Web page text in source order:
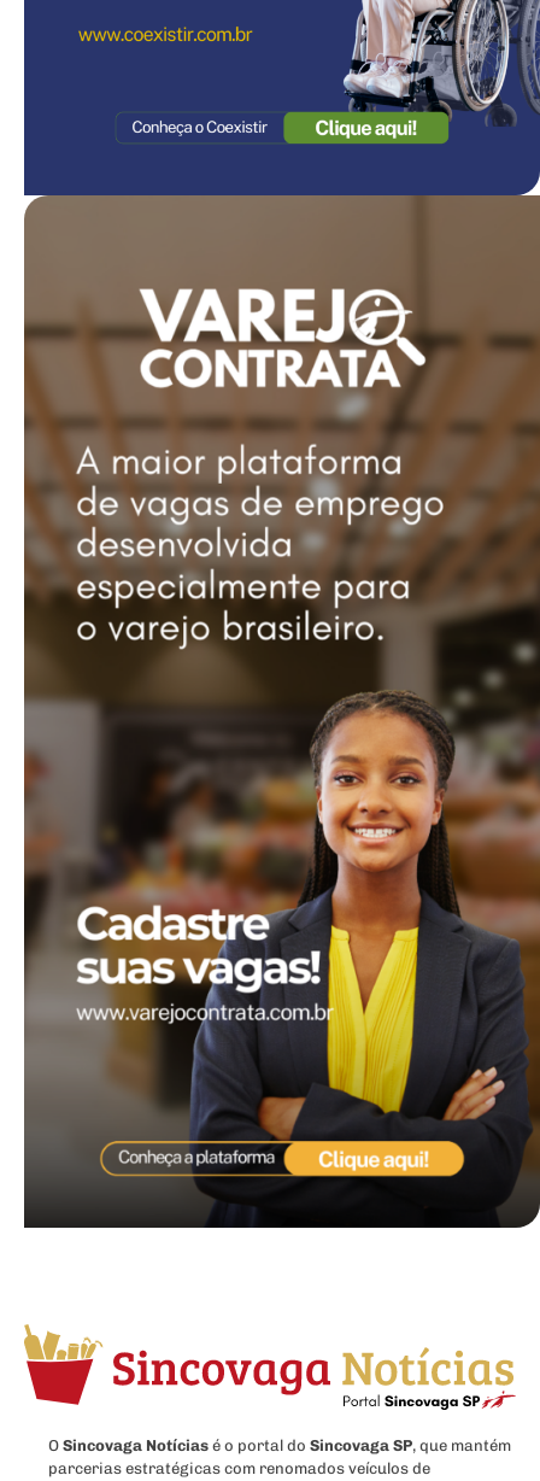
O Sincovaga Notícias é o portal do Sincovaga SP, que mantém
parcerias estratégicas com renomados veículos de